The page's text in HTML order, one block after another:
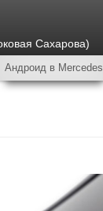
Сахарова)
Андроид в Mercedes